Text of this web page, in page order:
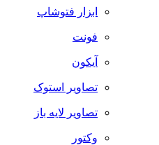
ابزار فتوشاپ
فونت
آیکون
تصاویر استوک
تصاویر لایه باز
وکتور